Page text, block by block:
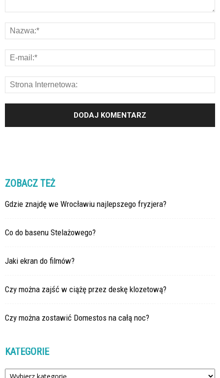
ZOBACZ TEŻ
Gdzie znajdę we Wrocławiu najlepszego fryzjera?
Co do basenu Stelażowego?
Jaki ekran do filmów?
Czy można zajść w ciążę przez deskę klozetową?
Czy można zostawić Domestos na całą noc?
KATEGORIE
Kategorie